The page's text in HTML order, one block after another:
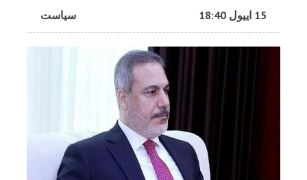
سیاست 15 اییول 18:40